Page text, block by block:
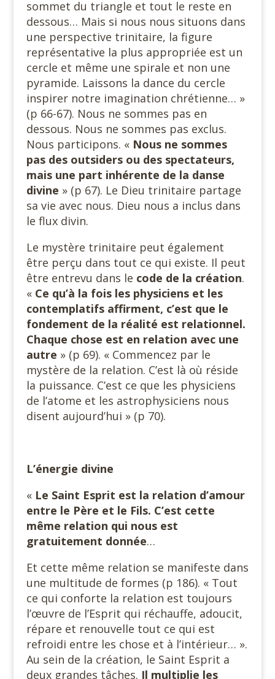
sommet du triangle et tout le reste en
dessous… Mais si nous nous situons dans
une perspective trinitaire, la figure
représentative la plus appropriée est un
cercle et même une spirale et non une
pyramide. Laissons la dance du cercle
inspirer notre imagination chrétienne… »
(p 66-67). Nous ne sommes pas en
dessous. Nous ne sommes pas exclus.
Nous participons. « Nous ne sommes
pas des outsiders ou des spectateurs,
mais une part inhérente de la danse
divine » (p 67). Le Dieu trinitaire partage
sa vie avec nous. Dieu nous a inclus dans
le flux divin.
Le mystère trinitaire peut également
être perçu dans tout ce qui existe. Il peut
être entrevu dans le code de la création.
« Ce qu’à la fois les physiciens et les
contemplatifs affirment, c’est que le
fondement de la réalité est relationnel.
Chaque chose est en relation avec une
autre » (p 69). « Commencez par le
mystère de la relation. C’est là où réside
la puissance. C’est ce que les physiciens
de l’atome et les astrophysiciens nous
disent aujourd’hui » (p 70).
L’énergie divine
« Le Saint Esprit est la relation d’amour
entre le Père et le Fils. C’est cette
même relation qui nous est
gratuitement donnée…
Et cette même relation se manifeste dans
une multitude de formes (p 186). « Tout
ce qui conforte la relation est toujours
l’œuvre de l’Esprit qui réchauffe, adoucit,
répare et renouvelle tout ce qui est
refroidi entre les chose et à l’intérieur… ».
Au sein de la création, le Saint Esprit a
deux grandes tâches. Il multiplie les